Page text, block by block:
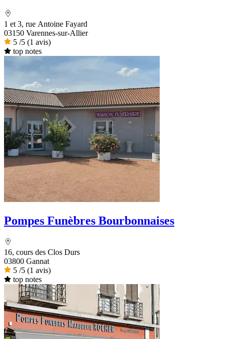
1 et 3, rue Antoine Fayard
03150 Varennes-sur-Allier
5 /5 (1 avis)
top notes
Pompes Funèbres Bourbonnaises
16, cours des Clos Durs
03800 Gannat
5 /5 (1 avis)
top notes